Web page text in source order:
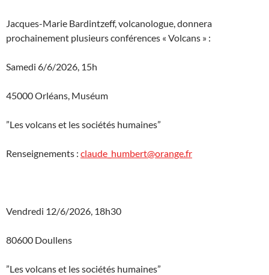
Jacques-Marie Bardintzeff, volcanologue, donnera
prochainement plusieurs conférences « Volcans » :
Samedi 6/6/2026, 15h
45000 Orléans, Muséum
”Les volcans et les sociétés humaines”
Renseignements : claude_humbert@orange.fr
Vendredi 12/6/2026, 18h30
80600 Doullens
”Les volcans et les sociétés humaines”